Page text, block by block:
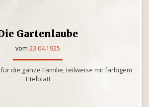
Gartenlaube
vom 23.04.1925
die ganze Familie, teilweise mit farbigem
Titelblatt